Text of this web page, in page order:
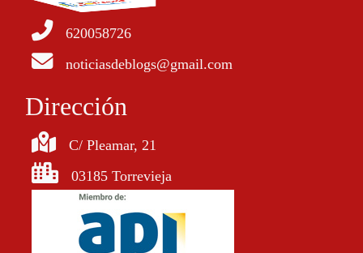
620058726
noticiasdeblogs@gmail.com
Dirección
C/ Pleamar, 21
03185 Torrevieja